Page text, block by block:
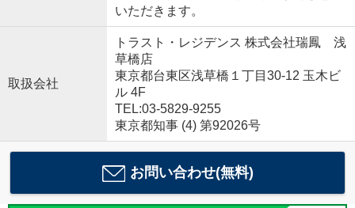
いただきます。
取扱会社
トラスト・レジデンス 株式会社瑞鳳 浅
草橋店
東京都台東区浅草橋１丁目30-12 玉木ビ
ル 4F
TEL:03-5829-9255
東京都知事 (4) 第92026号
お問い合わせ(無料)